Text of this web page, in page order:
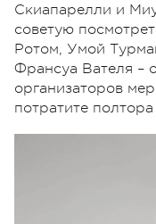
Скиапарелли и
советую
Ротом, Умой
Франсуа Вателя –
организаторов
потратите